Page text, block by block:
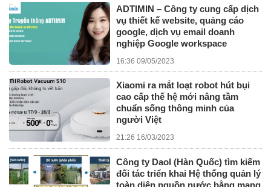
ADTIMIN – Công ty cung cấp dịch
vụ thiết kế website, quảng cáo
google, dịch vụ email doanh
nghiệp Google workspace
16:36 09/05/2023
Xiaomi ra mắt loạt robot hút bụi
cao cấp thế hệ mới nâng tầm
chuẩn sống thông minh của
người Việt
21:26 16/03/2023
Công ty Daol (Hàn Quốc) tìm kiếm
đối tác triển khai Hệ thống quản lý
toàn diện nguồn nước bằng mạng